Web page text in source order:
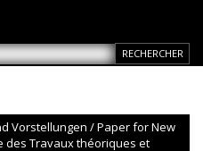
Vorstellungen / Paper for New
des Travaux théoriques et